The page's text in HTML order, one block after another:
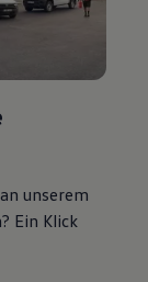
unserem
Ein Klick